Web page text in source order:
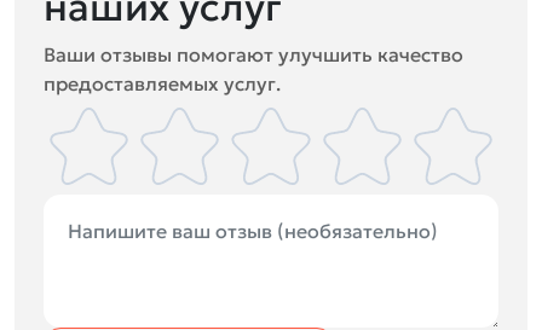
Ваши отзывы помогают улучшить качество
предоставляемых услуг.